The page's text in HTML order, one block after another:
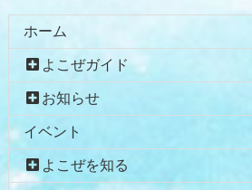
ホーム
よこぜガイド
お知らせ
イベント
よこぜを知る